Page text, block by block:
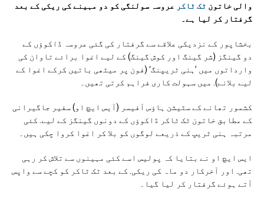
والی خاتون ٹک ٹاکر
عروسہ سولنگی کو دو مہینے کی ریکی کے بعد
گرفتار کر لیا ہے۔
بخشاپور کے نزدیکی علاقے سے گرفتار کی گئی عروسہ ڈاکوؤں کے
دو گینگز (شر گینگ اور کوش گینگ) کے لیے اغوا برائے تاوان کی
وارداتوں میں ’ہنی ٹریپنگ‘ (فون پر میٹھی باتیں کرکے اغوا کے
لیے بلانے). میں سہولت کاری فراہم کرتی تھیں۔
کشمور تھانے کے سٹیشن ہاؤس آفیسر (آیس ایچ او) سفیر جاگیرانی
کے مطابق خاتون ٹک ٹاکر ڈاکوؤں کے دونوں گینگز کے لیے. کئی
مرتبہ ہنی ٹریپ کے ذریعے لوگوں کو بلا کر اغوا کروا چکی ہیں۔
ایس ایچ او نے بتایا کہ پولیس اسے کئی مہینوں سے تلاش کر رہی
تھی. اور آخرکار دو ماہ کی ریکی. کے بعد ٹک ٹاکر کو کچے سے واپس
آتے ہوئے گرفتار کر لیا گیا۔